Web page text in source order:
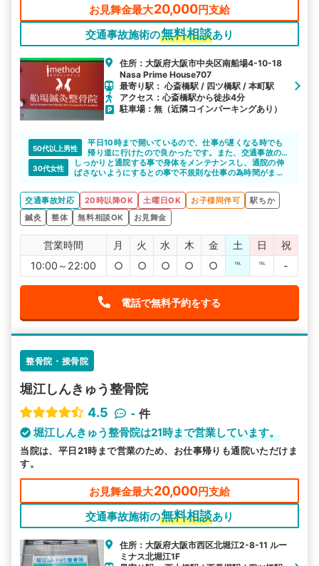
お見舞金最大20,000円支給
交通事故施術の無料相談あり
住所：大阪府大阪市中央区南船場4-10-18
Nasa Prime House707
最寄り駅： 心斎橋駅 / 四ツ橋駅 / 本町駅
アクセス：心斎橋駅から徒歩4分
駐車場：無（近隣コインパーキングあり）
50代以上男性
平日10時まで開いているので、仕事が遅くなる時でも
帰り道に行けたので良かったです。また、交通事故の対
応の知識もあり、治療の事だけでなく手続きで分からな
い事等色々相談することができました。
30代女性
しっかりと通院する事で身体をメンテナンスし、通院の伸
ばさないようにするとの事で不規則な仕事の為時間がまば
通院を始めたばかりですが、しっかりメンテナンスしても
らおうと思います。
交通事故対応 20時以降OK 土曜日OK お子様同伴可
駅ちか
鍼灸
整体 無料相談OK お見舞金
営業時間 月 火 水 木 金 土 日
祝
10:00～22:00
○ ○ ○ ○ ○ ℡ ℡ -
電話で無料予約をする
整骨院・接骨院
堀江しんきゅう整骨院
4.5
- 件
堀江しんきゅう整骨院は21時まで営業しています。
当院は、平日21時まで営業のため、お仕事帰りも通院いただけま
す。
お見舞金最大20,000円支給
交通事故施術の無料相談あり
住所：大阪府大阪市西区北堀江2-8-11 ルー
ミナス北堀江1F